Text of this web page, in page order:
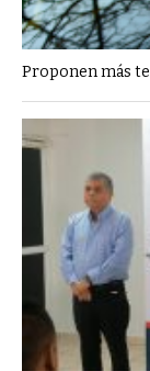
Proponen más